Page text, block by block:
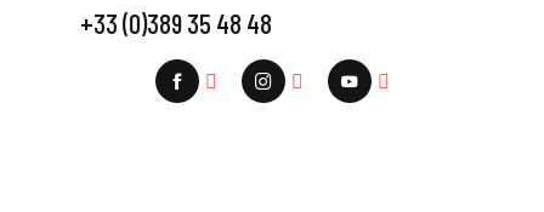
+33 (0)389 35 48 48